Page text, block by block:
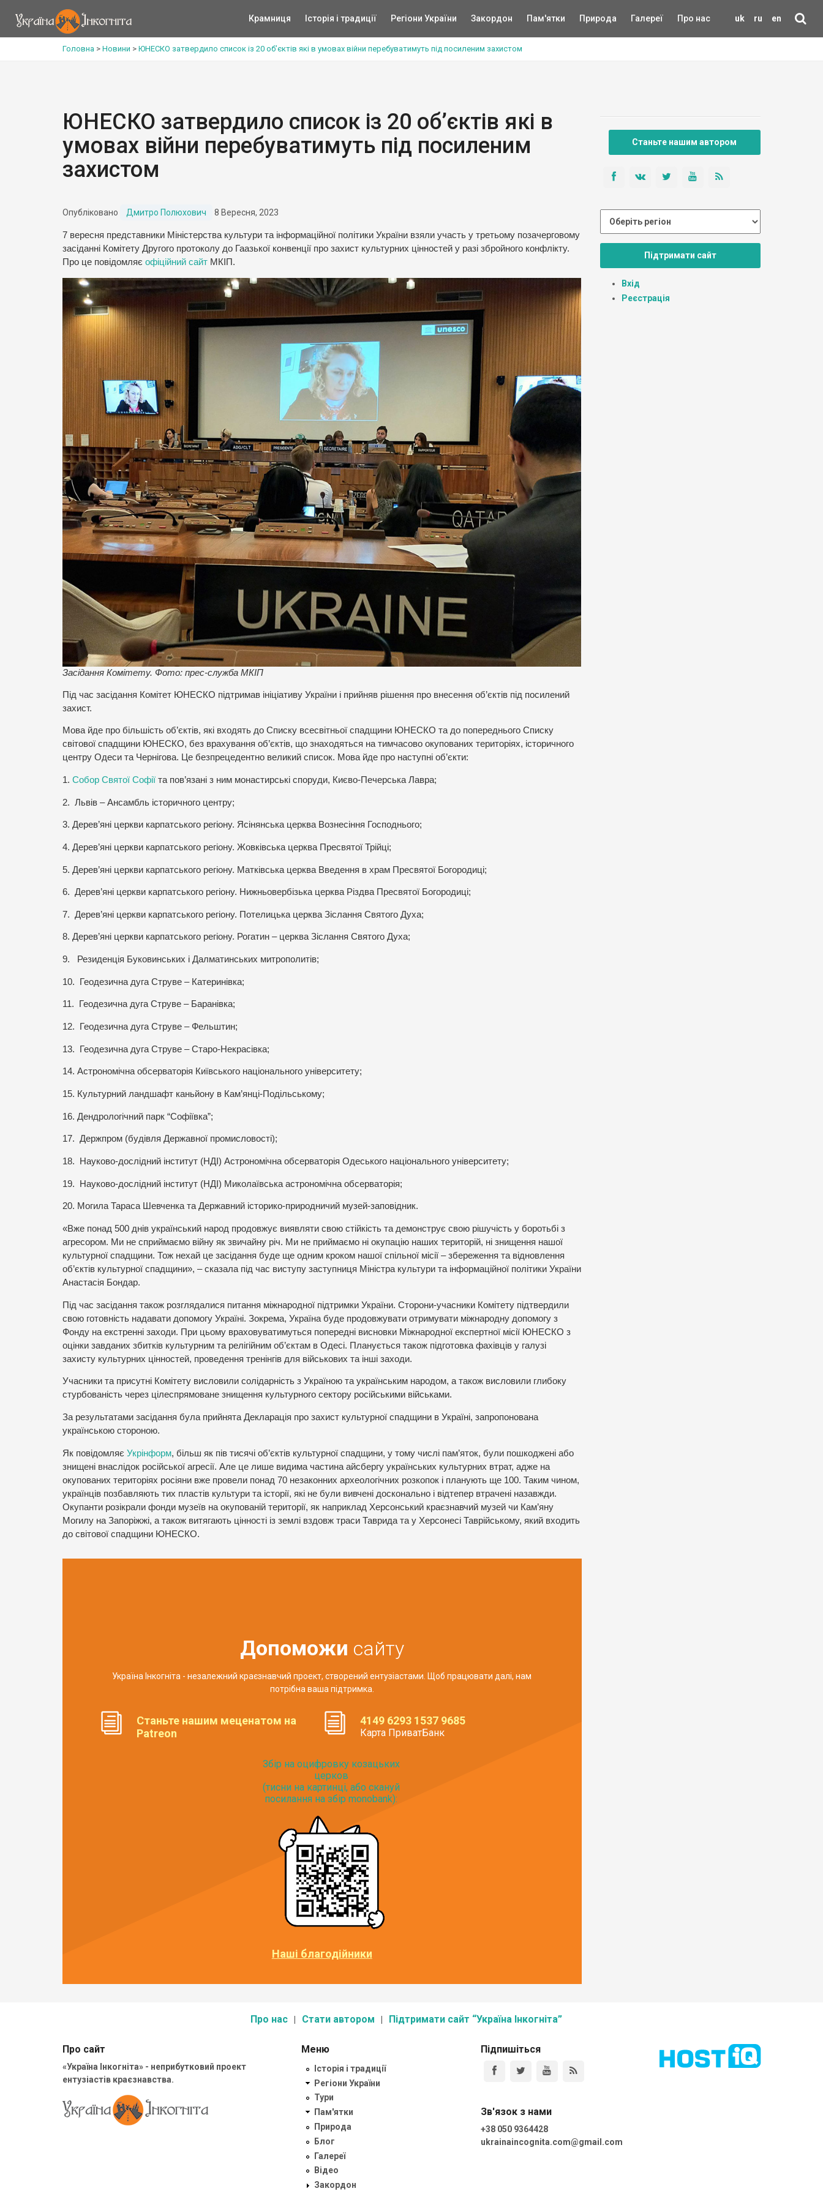
uk ru en
Крамниця Історія і традиції Регіони України Закордон Пам'ятки Природа Галереї Про нас
Головна > Новини > ЮНЕСКО затвердило список із 20 об’єктів які в умовах війни перебуватимуть під посиленим захистом
ЮНЕСКО затвердило список із 20 об’єктів які в
умовах війни перебуватимуть під посиленим
захистом
Опубліковано Дмитро Полюхович 8 Вересня, 2023
7 вересня представники Міністерства культури та інформаційної політики України взяли участь у третьому позачерговому
засіданні Комітету Другого протоколу до Гаазької конвенції про захист культурних цінностей у разі збройного конфлікту.
Про це повідомляє офіційний сайт МКІП.
Засідання Комітету. Фото: прес-служба МКІП
Під час засідання Комітет ЮНЕСКО підтримав ініціативу України і прийняв рішення про внесення об’єктів під посилений
захист.
Мова йде про більшість об’єктів, які входять до Списку всесвітньої спадщини ЮНЕСКО та до попереднього Списку
світової спадщини ЮНЕСКО, без врахування об’єктів, що знаходяться на тимчасово окупованих територіях, історичного
центру Одеси та Чернігова. Це безпрецедентно великий список. Мова йде про наступні об’єкти:
1. Собор Святої Софії та пов’язані з ним монастирські споруди, Києво-Печерська Лавра;
2. Львів – Ансамбль історичного центру;
3. Дерев’яні церкви карпатського регіону. Ясінянська церква Вознесіння Господнього;
4. Дерев’яні церкви карпатського регіону. Жовківська церква Пресвятої Трійці;
5. Дерев’яні церкви карпатського регіону. Матківська церква Введення в храм Пресвятої Богородиці;
6. Дерев’яні церкви карпатського регіону. Нижньовербізька церква Різдва Пресвятої Богородиці;
7. Дерев’яні церкви карпатського регіону. Потелицька церква Зіслання Святого Духа;
8. Дерев’яні церкви карпатського регіону. Рогатин – церква Зіслання Святого Духа;
9. Резиденція Буковинських і Далматинських митрополитів;
10. Геодезична дуга Струве – Катеринівка;
11. Геодезична дуга Струве – Баранівка;
12. Геодезична дуга Струве – Фельштин;
13. Геодезична дуга Струве – Старо-Некрасівка;
14. Астрономічна обсерваторія Київського національного університету;
15. Культурний ландшафт каньйону в Кам’янці-Подільському;
16. Дендрологічний парк “Софіївка”;
17. Держпром (будівля Державної промисловості);
18. Науково-дослідний інститут (НДІ) Астрономічна обсерваторія Одеського національного університету;
19. Науково-дослідний інститут (НДІ) Миколаївська астрономічна обсерваторія;
20. Могила Тараса Шевченка та Державний історико-природничий музей-заповідник.
«Вже понад 500 днів український народ продовжує виявляти свою стійкість та демонструє свою рішучість у боротьбі з
агресором. Ми не сприймаємо війну як звичайну річ. Ми не приймаємо ні окупацію наших територій, ні знищення нашої
культурної спадщини. Тож нехай це засідання буде ще одним кроком нашої спільної місії – збереження та відновлення
об’єктів культурної спадщини», – сказала під час виступу заступниця Міністра культури та інформаційної політики України
Анастасія Бондар.
Під час засідання також розглядалися питання міжнародної підтримки України. Сторони-учасники Комітету підтвердили
свою готовність надавати допомогу Україні. Зокрема, Україна буде продовжувати отримувати міжнародну допомогу з
Фонду на екстренні заходи. При цьому враховуватимуться попередні висновки Міжнародної експертної місії ЮНЕСКО з
оцінки завданих збитків культурним та релігійним об’єктам в Одесі. Планується також підготовка фахівців у галузі
захисту культурних цінностей, проведення тренінгів для військових та інші заходи.
Учасники та присутні Комітету висловили солідарність з Україною та українським народом, а також висловили глибоку
стурбованість через цілеспрямоване знищення культурного сектору російськими військами.
За результатами засідання була прийнята Декларація про захист культурної спадщини в Україні, запропонована
українською стороною.
Як повідомляє Укрінформ, більш як пів тисячі об’єктів культурної спадщини, у тому числі пам’яток, були пошкоджені або
знищені внаслідок російської агресії. Але це лише видима частина айсбергу українських культурних втрат, адже на
окупованих територіях росіяни вже провели понад 70 незаконних археологічних розкопок і планують ще 100. Таким чином,
українців позбавляють тих пластів культури та історії, які не були вивчені досконально і відтепер втрачені назавжди.
Окупанти розікрали фонди музеїв на окупованій території, як наприклад Херсонський краєзнавчий музей чи Кам’яну
Могилу на Запоріжжі, а також витягають цінності із землі вздовж траси Таврида та у Херсонесі Таврійському, який входить
до світової спадщини ЮНЕСКО.
Допоможи сайту
Україна Інкогніта - незалежний краєзнавчий проект, створений ентузіастами. Щоб працювати далі, нам
потрібна ваша підтримка.
Станьте нашим меценатом на
Patreon
4149 6293 1537 9685
Карта ПриватБанк
Збір на оцифровку козацьких
церков
(тисни на картинці, або скануй
посилання на збір monobank):
Наші благодійники
Станьте нашим автором
Підтримати сайт
Вхід
Реєстрація
Про нас Стати автором Підтримати сайт “Україна Інкогніта”
Про сайт
«Україна Інкогніта» - неприбутковий проект
ентузіастів краєзнавства.
Меню
Історія і традиції
Регіони України
Тури
Пам'ятки
Природа
Блог
Галереї
Відео
Закордон
Підпишіться
Зв'язок з нами
+38 050 9364428
ukrainaincognita.com@gmail.com